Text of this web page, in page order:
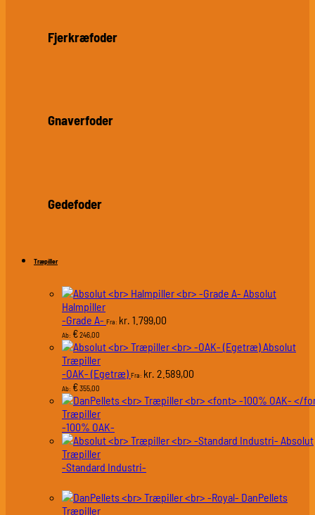
Fjerkræfoder
Gnaverfoder
Gedefoder
Træpiller
Absolut
Halmpiller
-Grade A- Fra: kr. 1.799,00
Ab: €246,00
Absolut
Træpiller
-OAK- (Egetræ) Fra: kr. 2.589,00
Ab: €355,00
Træpiller
-100% OAK-
Absolut
Træpiller
-Standard Industri-
DanPellets
Træpiller